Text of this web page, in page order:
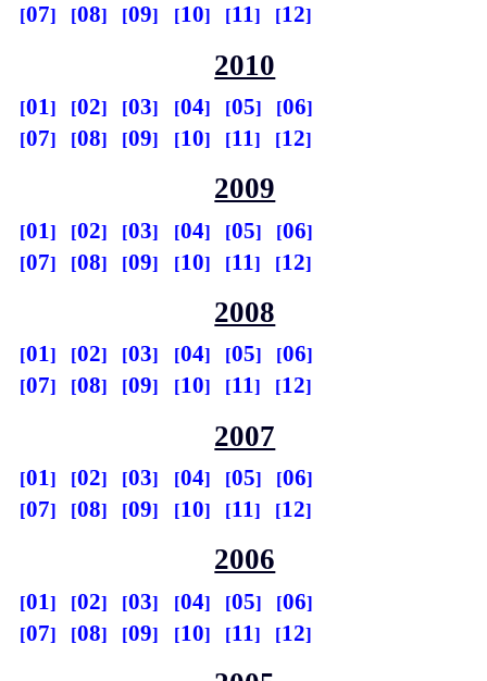
07
08 09 10 11 12
2010
01 02 03 04 05
06
07
08 09 10 11 12
2009
01 02 03 04 05
06
07
08 09 10 11 12
2008
01 02 03 04 05
06
07
08 09 10 11 12
2007
01 02 03 04 05
06
07
08 09 10 11 12
2006
01 02 03 04 05
06
07
08 09 10 11 12